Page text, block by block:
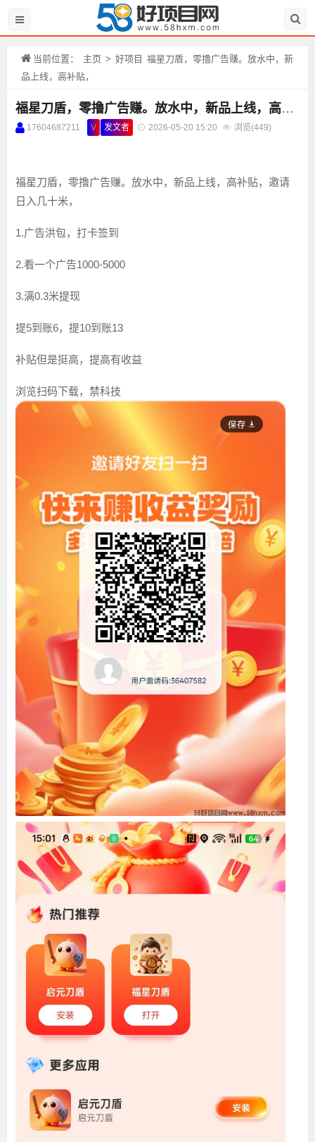
当前位置： 主页 > 好项目 福星刀盾，零撸广告赚。放水中，新
品上线，高补贴，
福星刀盾，零撸广告赚。放水中，新品上线，高补贴，
17604687211 V 发文者 2026-05-20 15:20 浏览(449)
福星刀盾，零撸广告赚。放水中，新品上线，高补贴，邀请
日入几十米，
1.广告洪包，打卡签到
2.看一个广告1000-5000
3.满0.3米提现
提5到账6，提10到账13
补贴但是挺高，提高有收益
浏览扫码下载，禁科技